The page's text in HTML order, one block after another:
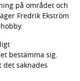
på området och
Fredrik Ekström
bestämma sig.
det saknades